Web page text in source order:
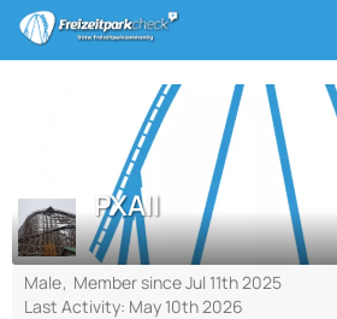
PXAII
Male Member since Jul 11th 2025
Last Activity: May 10th 2026